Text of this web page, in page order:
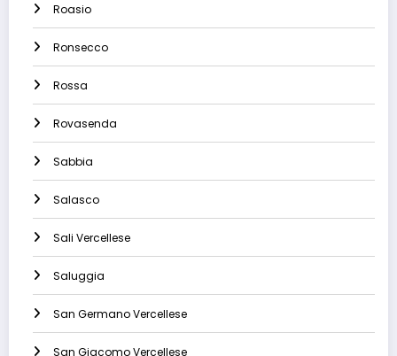
Roasio
Ronsecco
Rossa
Rovasenda
Sabbia
Salasco
Sali Vercellese
Saluggia
San Germano Vercellese
San Giacomo Vercellese